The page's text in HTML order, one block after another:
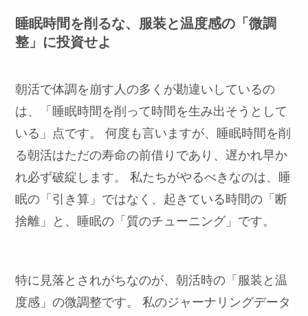
睡眠時間を削るな、服装と温度感の「微調
整」に投資せよ
朝活で体調を崩す人の多くが勘違いしているの
は、「睡眠時間を削って時間を生み出そうとして
いる」点です。 何度も言いますが、睡眠時間を削
る朝活はただの寿命の前借りであり、遅かれ早か
れ必ず破綻します。 私たちがやるべきなのは、睡
眠の「引き算」ではなく、起きている時間の「断
捨離」と、睡眠の「質のチューニング」です。
特に見落とされがちなのが、朝活時の「服装と温
度感」の微調整です。 私のジャーナリングデータ